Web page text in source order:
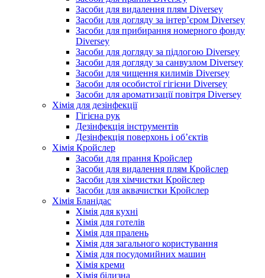
Засоби для видалення плям Diversey
Засоби для догляду за інтер’єром Diversey
Засоби для прибирання номерного фонду
Diversey
Засоби для догляду за підлогою Diversey
Засоби для догляду за санвузлом Diversey
Засоби для чищення килимів Diversey
Засоби для особистої гігієни Diversey
Засоби для ароматизації повітря Diversey
Хімія для дезінфекції
Гігієна рук
Дезінфекція інструментів
Дезінфекція поверхонь і об’єктів
Хімія Кройслер
Засоби для прання Кройслер
Засоби для видалення плям Кройслер
Засоби для хімчистки Кройслер
Засоби для аквачистки Кройслер
Хімія Бланідас
Хімія для кухні
Хімія для готелів
Хімія для пралень
Хімія для загального користування
Хімія для посудомийних машин
Хімія креми
Хімія білизна